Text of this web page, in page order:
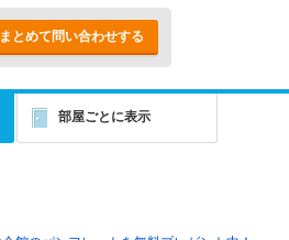
まとめて問い合わせする
部屋ごとに表示